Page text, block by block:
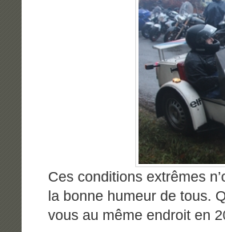
Ces conditions extrêmes
la bonne humeur de tous.
vous au même endroit en